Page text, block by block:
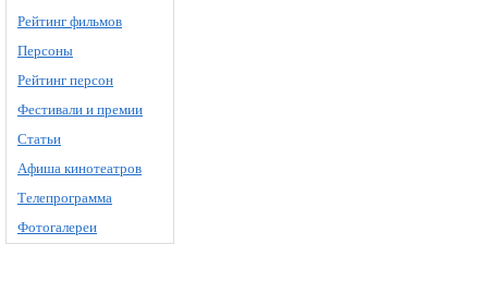
Рейтинг фильмов
Персоны
Рейтинг персон
Фестивали и премии
Статьи
Афиша кинотеатров
Телепрограмма
Фотогалереи